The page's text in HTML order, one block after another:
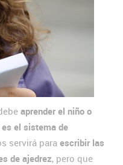
aprender el niño o
el sistema de
servirá para escribir las
de ajedrez, pero que